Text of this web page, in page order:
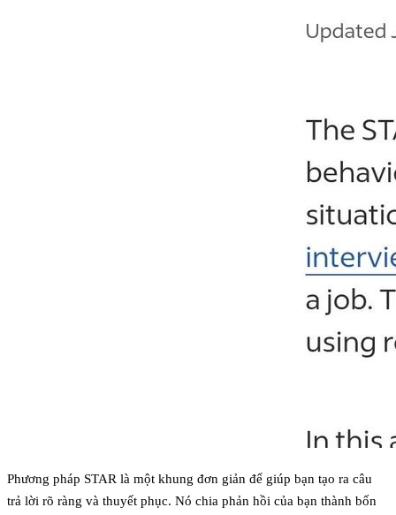
Phương pháp STAR là một khung đơn giản để giúp bạn tạo ra câu
trả lời rõ ràng và thuyết phục. Nó chia phản hồi của bạn thành bốn